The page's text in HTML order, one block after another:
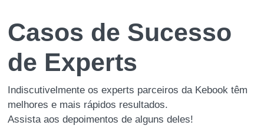
Casos de Sucesso
de Experts
Indiscutivelmente os experts parceiros da Kebook têm
melhores e mais rápidos resultados.
Assista aos depoimentos de alguns deles!